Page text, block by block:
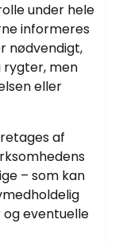
under hele
informeres
nødvendigt,
rygter, men
eller
af
– som kan
eventuelle